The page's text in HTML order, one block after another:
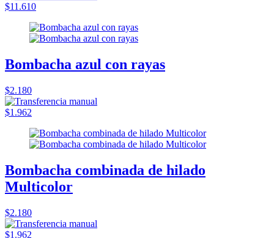
$11.610
Bombacha azul con rayas
$2.180
$1.962
Bombacha combinada de hilado
Multicolor
$2.180
$1.962